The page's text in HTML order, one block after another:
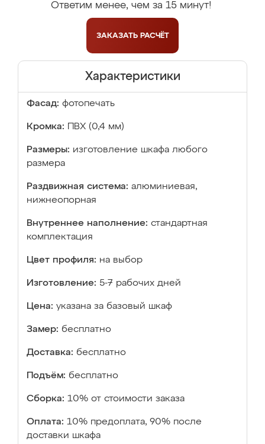
Ответим менее, чем за 15 минут!
ЗАКАЗАТЬ РАСЧЁТ
Характеристики
Фасад: фотопечать
Кромка: ПВХ (0,4 мм)
Размеры: изготовление шкафа любого
размера
Раздвижная система: алюминиевая,
нижнеопорная
Внутреннее наполнение: стандартная
комплектация
Цвет профиля: на выбор
Изготовление: 5-7 рабочих дней
Цена: указана за базовый шкаф
Замер: бесплатно
Доставка: бесплатно
Подъём: бесплатно
Сборка: 10% от стоимости заказа
Оплата: 10% предоплата, 90% после
доставки шкафа